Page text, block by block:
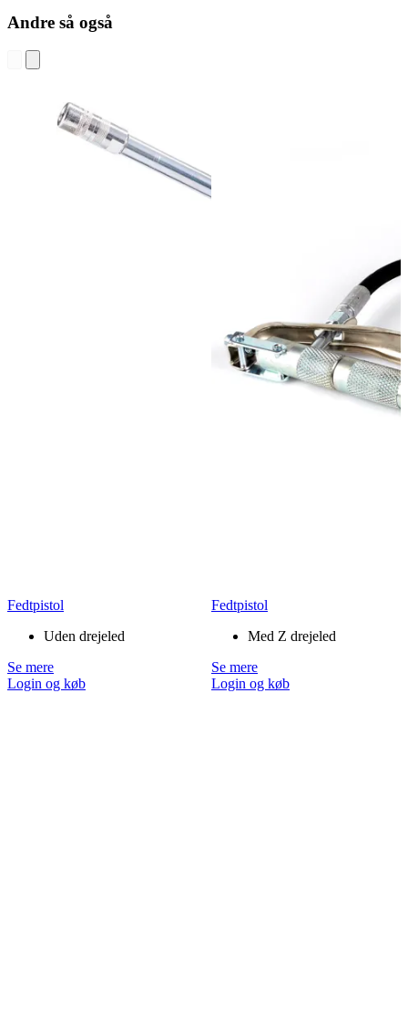
Andre så også
Fedtpistol
Uden drejeled
Se mere
Login og køb
Fedtpistol
Med Z drejeled
Se mere
Login og køb